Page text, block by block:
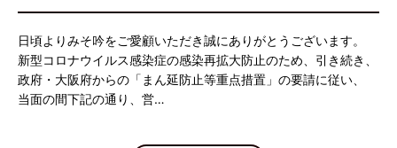
日頃よりみそ吟をご愛顧いただき誠にありがとうございます。
新型コロナウイルス感染症の感染再拡大防止のため、引き続き、
政府・大阪府からの「まん延防止等重点措置」の要請に従い、
当面の間下記の通り、営…